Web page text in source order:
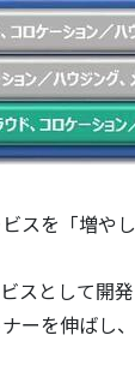
スを「増
として開
を伸ばし